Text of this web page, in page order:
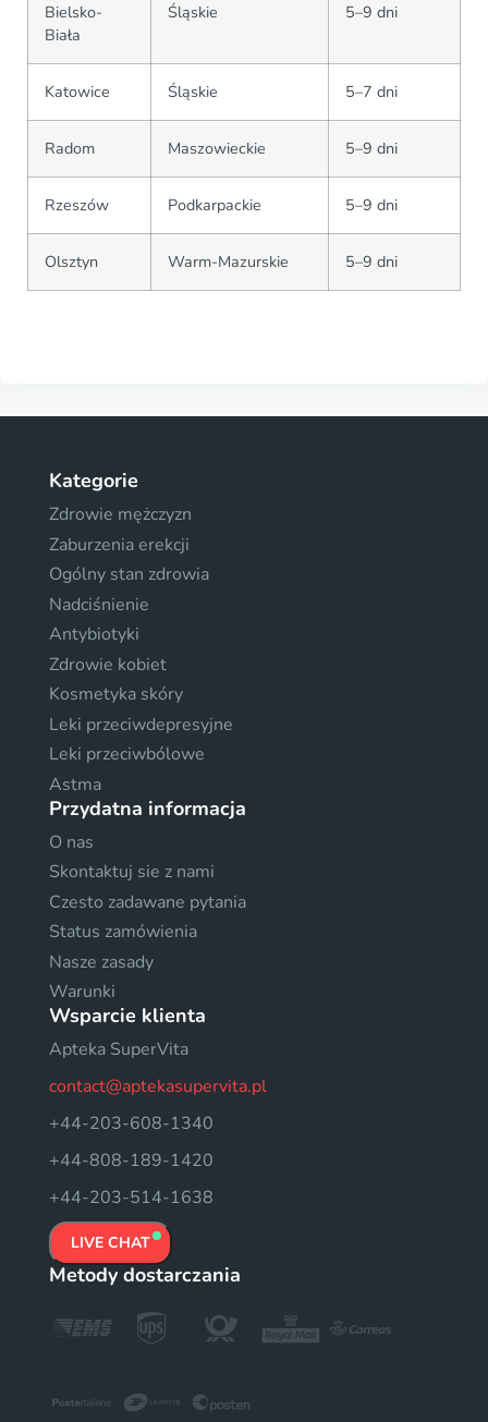
Bielsko-
Biała
Śląskie 5–9 dni
Katowice Śląskie 5–7 dni
Radom Maszowieckie 5–9 dni
Rzeszów Podkarpackie 5–9 dni
Olsztyn Warm-Mazurskie 5–9 dni
Kategorie
Zdrowie mężczyzn
Zaburzenia erekcji
Ogólny stan zdrowia
Nadciśnienie
Antybiotyki
Zdrowie kobiet
Kosmetyka skóry
Leki przeciwdepresyjne
Leki przeciwbólowe
Astma
Przydatna informacja
O nas
Skontaktuj sie z nami
Czesto zadawane pytania
Status zamówienia
Nasze zasady
Warunki
Wsparcie klienta
Apteka SuperVita
contact@aptekasupervita.pl
+44-203-608-1340
+44-808-189-1420
+44-203-514-1638
LIVE CHAT
Metody dostarczania